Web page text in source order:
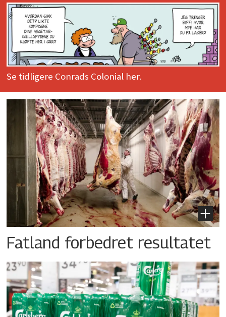
Se tidligere Conrads Colonial her.
Fatland forbedret resultatet